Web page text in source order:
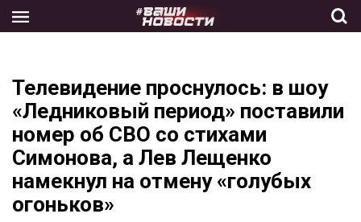
the
Телевидение проснулось: в шоу
«Ледниковый период» поставили
номер об СВО со стихами
Симонова, а Лев Лещенко
намекнул на отмену «голубых
огоньков»